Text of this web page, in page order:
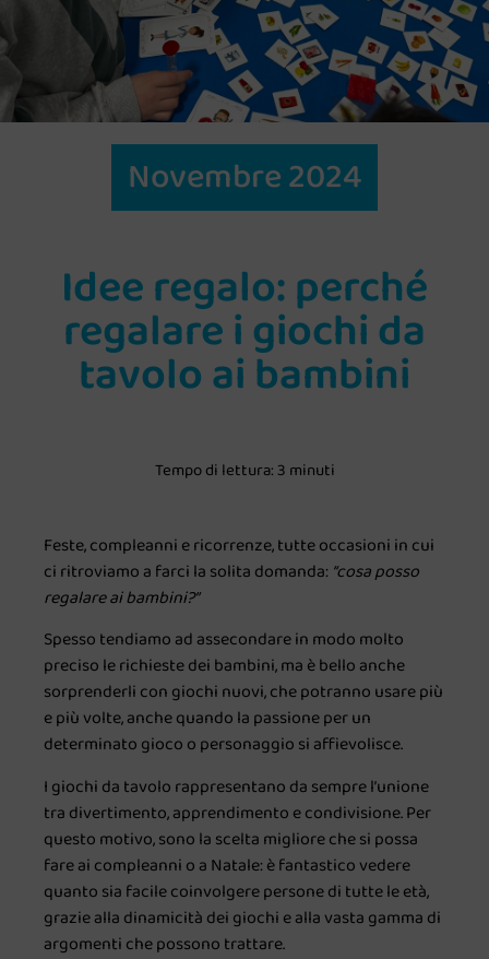
Novembre 2024
Idee regalo: perché
regalare i giochi da
tavolo ai bambini
Tempo di lettura: 3 minuti
Feste, compleanni e ricorrenze, tutte occasioni in cui
ci ritroviamo a farci la solita domanda: “cosa posso
regalare ai bambini?”
Spesso tendiamo ad assecondare in modo molto
preciso le richieste dei bambini, ma è bello anche
sorprenderli con giochi nuovi, che potranno usare più
e più volte, anche quando la passione per un
determinato gioco o personaggio si affievolisce.
I giochi da tavolo rappresentano da sempre l’unione
tra divertimento, apprendimento e condivisione. Per
questo motivo, sono la scelta migliore che si possa
fare ai compleanni o a Natale: è fantastico vedere
quanto sia facile coinvolgere persone di tutte le età,
grazie alla dinamicità dei giochi e alla vasta gamma di
argomenti che possono trattare.